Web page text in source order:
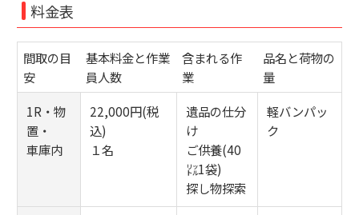
料金表
間取の目
安
基本料金と作業
員人数
含まれる作
業
品名と荷物の
量
1R・物
置・
車庫内
22,000円(税
込)
１名
遺品の仕分
け
ご供養(40
㍑1袋)
探し物探索
軽バンパッ
ク